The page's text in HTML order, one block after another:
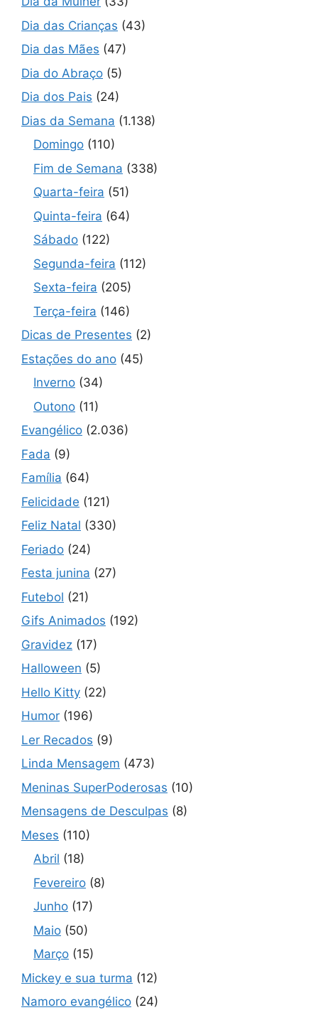
Dia das Crianças (43)
Dia das Mães (47)
Dia do Abraço (5)
Dia dos Pais (24)
Dias da Semana (1.138)
Domingo (110)
Fim de Semana (338)
Quarta-feira (51)
Quinta-feira (64)
Sábado (122)
Segunda-feira (112)
Sexta-feira (205)
Terça-feira (146)
Dicas de Presentes (2)
Estações do ano (45)
Inverno (34)
Outono (11)
Evangélico (2.036)
Fada (9)
Família (64)
Felicidade (121)
Feliz Natal (330)
Feriado (24)
Festa junina (27)
Futebol (21)
Gifs Animados (192)
Gravidez (17)
Halloween (5)
Hello Kitty (22)
Humor (196)
Ler Recados (9)
Linda Mensagem (473)
Meninas SuperPoderosas (10)
Mensagens de Desculpas (8)
Meses (110)
Abril (18)
Fevereiro (8)
Junho (17)
Maio (50)
Março (15)
Mickey e sua turma (12)
Namoro evangélico (24)